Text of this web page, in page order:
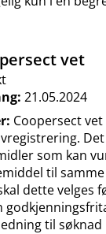
vet
21.05.2024
Coopersect
som kan
til
dette velges
til